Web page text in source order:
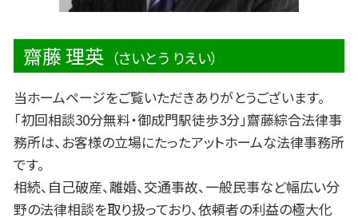
齋藤 理英 （さいとう りえい）
当ホームページをご覧いただきありがとうございます。
「初回相談30分無料・御成門駅徒歩3分」齋藤綜合法律事
務所は、お客様の立場にたったアットホームな法律事務所
です。
相続、自己破産、離婚、交通事故、一般民事など幅広い分
野の法律相談を取り扱っており、依頼者の利益の極大化